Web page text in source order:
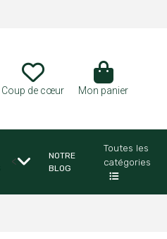
Coup de cœur Mon panier
<
NOTRE
BLOG
Toutes les
catégories